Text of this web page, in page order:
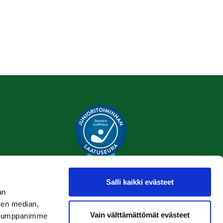
median,
Salli kaikki evästeet
Vain välttämättömät evästeet